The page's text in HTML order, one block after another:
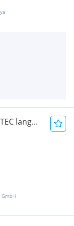
lang